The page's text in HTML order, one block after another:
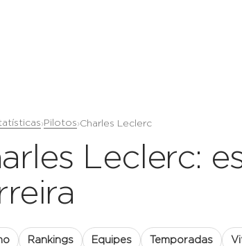
›Pilotos›Charles Leclerc
Leclerc:
Rankings Equipes Temporadas